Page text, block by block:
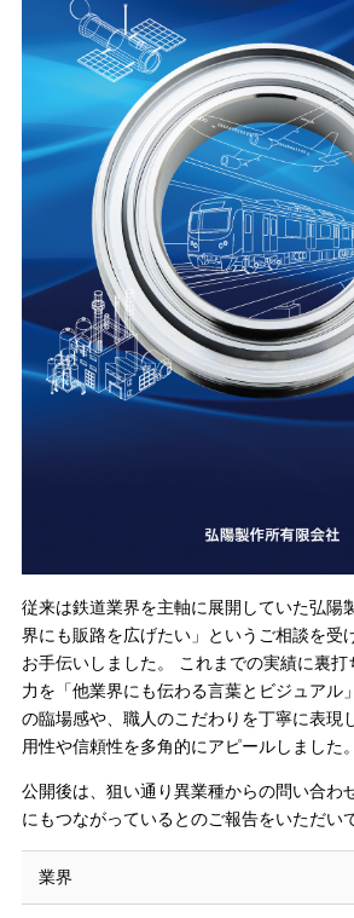
従来は鉄道業界を主軸に展開していた弘陽
界にも販路を広げたい」というご相談を受
お手伝いしました。
これまでの実績に裏
力を「他業界にも伝わる言葉とビジュアル
の臨場感や、職人のこだわりを丁寧に表現
用性や信頼性を多角的にアピールしました。
公開後は、狙い通り異業種からの問い合わ
にもつながっているとのご報告をいただい
業界